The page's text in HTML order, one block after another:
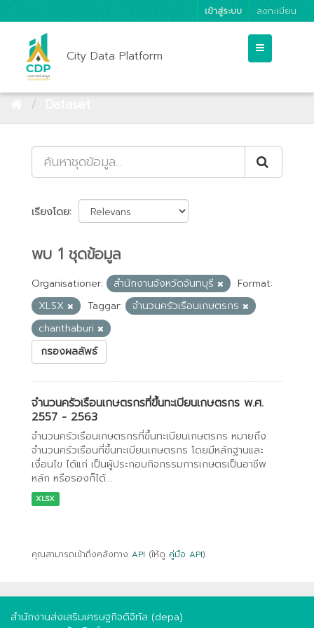
เข้าสู่ระบบ ลงทะเบียน
City Data Platform
เรียงโดย
พบ 1 ชุดข้อมูล
Organisationer: สำนักงานจังหวัดจันทบุรี
Format:
XLSX
Taggar:
จำนวนครัวเรือนเกษตรกร
chanthaburi
กรองผลลัพธ์
จำนวนครัวเรือนเกษตรกรที่ขึ้นทะเบียนเกษตรกร พ.ศ.
2557 - 2563
จำนวนครัวเรือนเกษตรกรที่ขึ้นทะเบียนเกษตรกร หมายถึง
จำนวนครัวเรือนที่ขึ้นทะเบียนเกษตรกร โดยมีหลักฐานและ
เงื่อนไข ได้แก่ เป็นผู้ประกอบกิจกรรมการเกษตรเป็นอาชีพ
หลัก หรือรองก็ได้...
XLSX
คุณสามารถเข้าถึงคลังทาง API (ให้ดู คู่มือ API).
สำนักงานส่งเสริมเศรษฐกิจดิจิทัล (depa)